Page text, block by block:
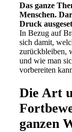
Das ganze
Menschen.
Druck
In Bezug auf
sich damit,
zurückbleiben,
und wie man
vorbereiten
Die Art
ganzen